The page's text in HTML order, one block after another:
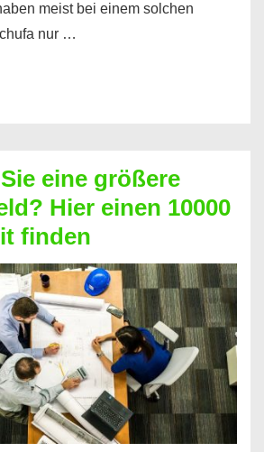
meist bei einem solchen
nur …
eine größere
Hier einen 10000
finden